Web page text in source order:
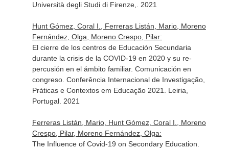
Università degli Studi di Firenze,. 2021
Hunt Gómez, Coral I., Ferreras Listán, Mario, Moreno
Fernández, Olga, Moreno Crespo, Pilar:
El cierre de los centros de Educación Secundaria
durante la crisis de la COVID-19 en 2020 y su re-
percusión en el ámbito familiar. Comunicación en
congreso. Conferência Internacional de Investigação,
Práticas e Contextos em Educação 2021. Leiria,
Portugal. 2021
Ferreras Listán, Mario, Hunt Gómez, Coral I., Moreno
Crespo, Pilar, Moreno Fernández, Olga:
The Influence of Covid-19 on Secondary Education.